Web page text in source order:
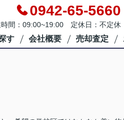
0942-65-5660
時間：09:00~19:00 定休日：不定休
す 会社概要 売却査定